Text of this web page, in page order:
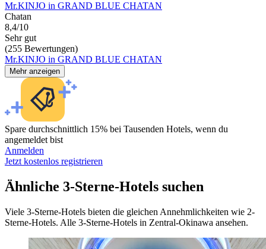
Mr.KINJO in GRAND BLUE CHATAN
Chatan
8,4/10
Sehr gut
(255 Bewertungen)
Mr.KINJO in GRAND BLUE CHATAN
Mehr anzeigen
Spare durchschnittlich 15% bei Tausenden Hotels, wenn du
angemeldet bist
Anmelden
Jetzt kostenlos registrieren
Ähnliche 3-Sterne-Hotels suchen
Viele 3-Sterne-Hotels bieten die gleichen Annehmlichkeiten wie 2-
Sterne-Hotels. Alle 3-Sterne-Hotels in Zentral-Okinawa ansehen.